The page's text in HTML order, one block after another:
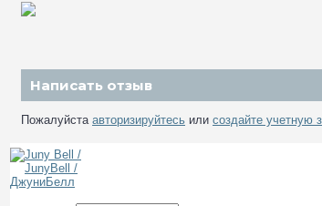
Написать отзыв
Пожалуйста авторизируйтесь или создайте учетную